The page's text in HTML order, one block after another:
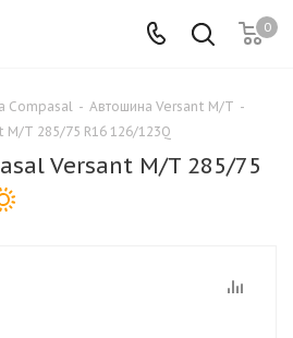
0
Compasal - Автошина Versant M/T -
T 285/75 R16 126/123Q
Versant M/T 285/75